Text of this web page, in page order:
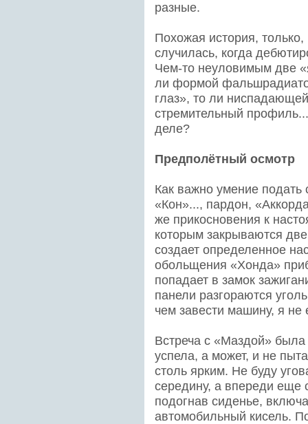
разные.
Похожая история,
случилась, когда
Чем-то неуловимым две
ли формой
глаз», то ли
стремительный
деле?
Предполётный осмотр
Как важно умение
«Кон»..., пардон,
же прикосновения к
которым закрываются
создает определенное
обольщения «Хонда»
попадает в замок
панели разгораются
чем завести машину, я
Встреча с «Маздой»
успела, а может, и не
столь ярким. Не буду
середину, а впереди еще
подогнав сиденье,
автомобильный кисель.